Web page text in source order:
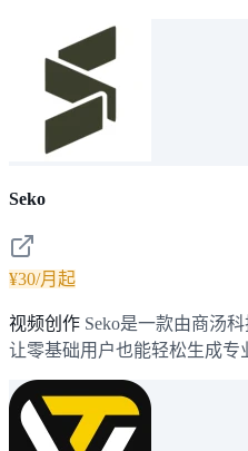
Seko
¥30/月起
视频创作 Seko是一款由商汤
让零基础用户也能轻松生成专